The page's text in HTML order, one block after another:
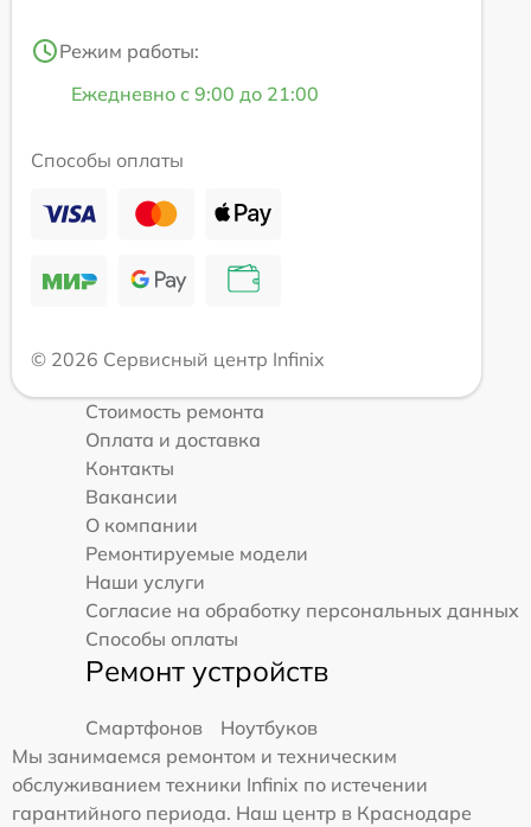
Режим работы:
Ежедневно с 9:00 до 21:00
Способы оплаты
© 2026 Сервисный центр Infinix
Стоимость ремонта
Оплата и доставка
Контакты
Вакансии
О компании
Ремонтируемые модели
Наши услуги
Согласие на обработку персональных данных
Способы оплаты
Ремонт устройств
Смартфонов
Ноутбуков
Мы занимаемся ремонтом и техническим
обслуживанием техники Infinix по истечении
гарантийного периода. Наш центр в Краснодаре